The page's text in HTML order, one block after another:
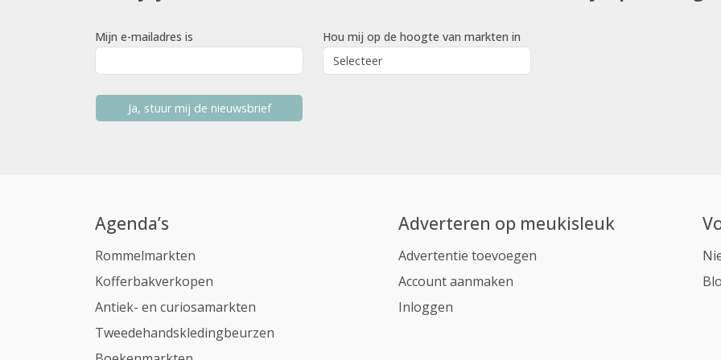
Mijn e-mailadres is Hou mij op de hoogte van markten in
Ja, stuur mij de nieuwsbrief
Agenda’s
Rommelmarkten
Kofferbakverkopen
Antiek- en curiosamarkten
Tweedehandskledingbeurzen
Adverteren op meukisleuk
Advertentie toevoegen
Account aanmaken
Inloggen